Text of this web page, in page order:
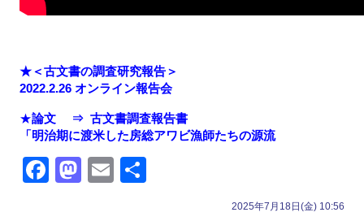
★＜古文書の調査研究報告＞
2022.2.26 オンライン報告会
★論文 ⇒ 古文書調査報告書
「明治期に渡米した房総アワビ漁師たちの源流
F
M
E
2025年7月18日(金) 10:56